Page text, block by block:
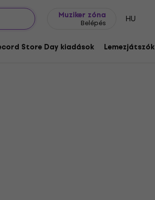
Muziker zóna
Belépés HU
Store Day kiadások Lemezjátszók